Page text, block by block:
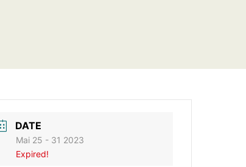
DATE
Mai 25 - 31 2023
Expired!